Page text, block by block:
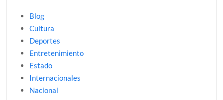
Blog
Cultura
Deportes
Entretenimiento
Estado
Internacionales
Nacional